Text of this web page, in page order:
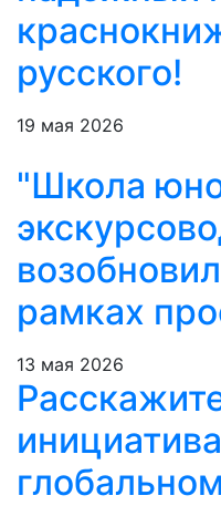
русского!
19 мая 2026
"Школа
рамках
13 мая 2026